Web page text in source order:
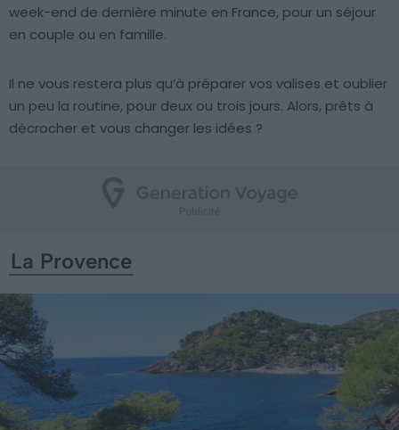
week-end de dernière minute en France, pour un séjour
en couple ou en famille.
Il ne vous restera plus qu’à préparer vos valises et oublier
un peu la routine, pour deux ou trois jours. Alors, prêts à
décrocher et vous changer les idées ?
La Provence